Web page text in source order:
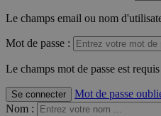
Le champs email ou nom
Mot de passe :
Le champs mot de passe est requis
Se connecter
Mot de passe
Nom :